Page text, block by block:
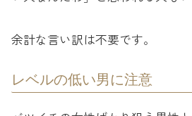
余計な言い訳は不要です。
レベルの低い男に注意